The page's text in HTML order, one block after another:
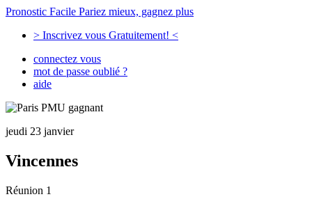
Pronostic Facile Pariez mieux, gagnez plus
> Inscrivez vous Gratuitement! <
connectez vous
mot de passe oublié ?
aide
jeudi 23 janvier
Vincennes
Réunion 1